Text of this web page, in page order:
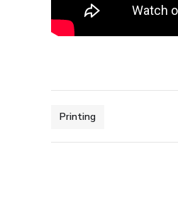
Printing